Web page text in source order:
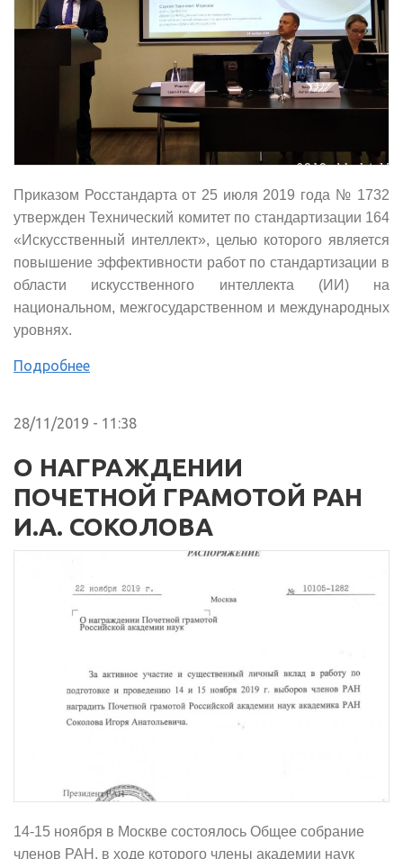
Приказом Росстандарта от 25 июля 2019 года № 1732
утвержден Технический комитет по стандартизации 164
«Искусственный интеллект», целью которого является
повышение эффективности работ по стандартизации в
области искусственного интеллекта (ИИ) на
национальном, межгосударственном и международных
уровнях.
Подробнее
28/11/2019 - 11:38
О НАГРАЖДЕНИИ
ПОЧЕТНОЙ ГРАМОТОЙ РАН
И.А. СОКОЛОВА
14-15 ноября в Москве состоялось Общее собрание
членов РАН, в ходе которого члены академии наук